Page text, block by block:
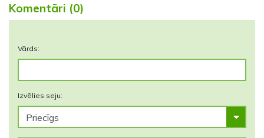
Komentāri (0)
Vārds:
Izvēlies seju: